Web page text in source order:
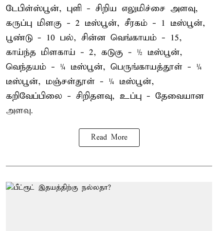
டேபிள்ஸ்பூன், புளி - சிறிய எலுமிச்சை அளவு,
கருப்பு மிளகு - 2 டீஸ்பூன், சீரகம் - 1 டீஸ்பூன்,
பூண்டு - 10 பல், சின்ன வெங்காயம் - 15,
காய்ந்த மிளகாய் - 2, கடுகு - ½ டீஸ்பூன்,
வெந்தயம் - ¼ டீஸ்பூன், பெருங்காயத்தூள் - ¼
டீஸ்பூன், மஞ்சள்தூள் - ¼ டீஸ்பூன்,
கறிவேப்பிலை - சிறிதளவு, உப்பு - தேவையான
அளவு.
Read More